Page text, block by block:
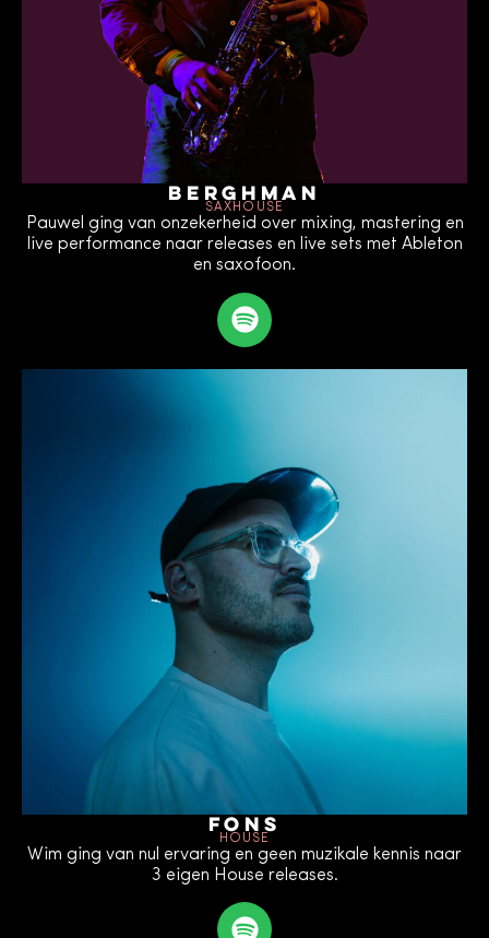
Berghman
SAXHOUSE
Pauwel ging van onzekerheid over mixing, mastering en
live performance naar releases en live sets met Ableton
en saxofoon.
Fons
HOUSE
Wim ging van nul ervaring en geen muzikale kennis naar
3 eigen House releases.